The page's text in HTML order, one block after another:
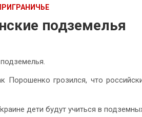
подземелья
Порошенко грозился, что
дети будут учиться в